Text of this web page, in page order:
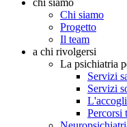
chi siamo
Chi siamo
Progetto
Il team
a chi rivolgersi
La psichiatria
Servizi
Servizi
Percorsi